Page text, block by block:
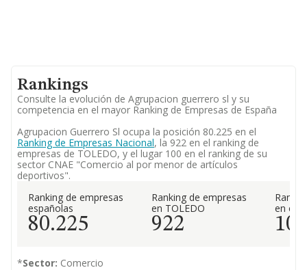
Rankings
Consulte la evolución de Agrupacion guerrero sl y su
competencia en el mayor Ranking de Empresas de España
Agrupacion Guerrero Sl ocupa la posición 80.225 en el
Ranking de Empresas Nacional, la 922 en el ranking de
empresas de TOLEDO, y el lugar 100 en el ranking de su
sector CNAE "Comercio al por menor de artículos
deportivos".
Ranking de empresas
españolas
80.225
Ranking de empresas
en TOLEDO
922
en el
100
*Sector: Comercio